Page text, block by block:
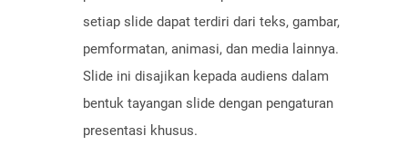
setiap slide dapat terdiri dari teks, gambar,
pemformatan, animasi, dan media lainnya.
Slide ini disajikan kepada audiens dalam
bentuk tayangan slide dengan pengaturan
presentasi khusus.